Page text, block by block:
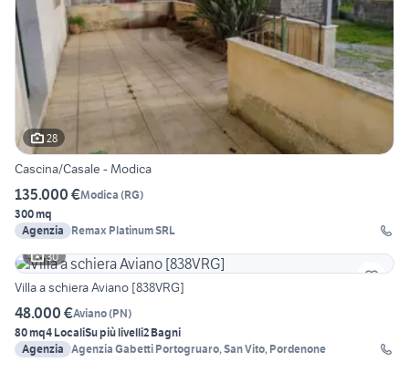
28
Cascina/Casale - Modica
135.000 €Modica (RG)
300 mq
Agenzia
Remax Platinum SRL
30
Villa a schiera Aviano [838VRG]
48.000 €Aviano(PN)
80 mq4 LocaliSu più livelli2 Bagni
Agenzia Agenzia Gabetti Portogruaro, San Vito, Pordenone